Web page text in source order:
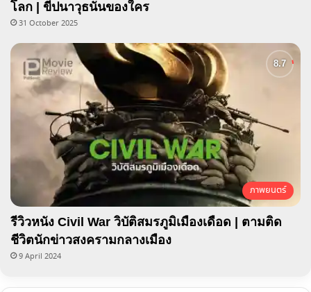
โลก | ขีปนาวุธนั่นของใคร
31 October 2025
ภาพยนตร์
รีวิวหนัง Civil War วิบัติสมรภูมิเมืองเดือด | ตามติด
ชีวิตนักข่าวสงครามกลางเมือง
9 April 2024